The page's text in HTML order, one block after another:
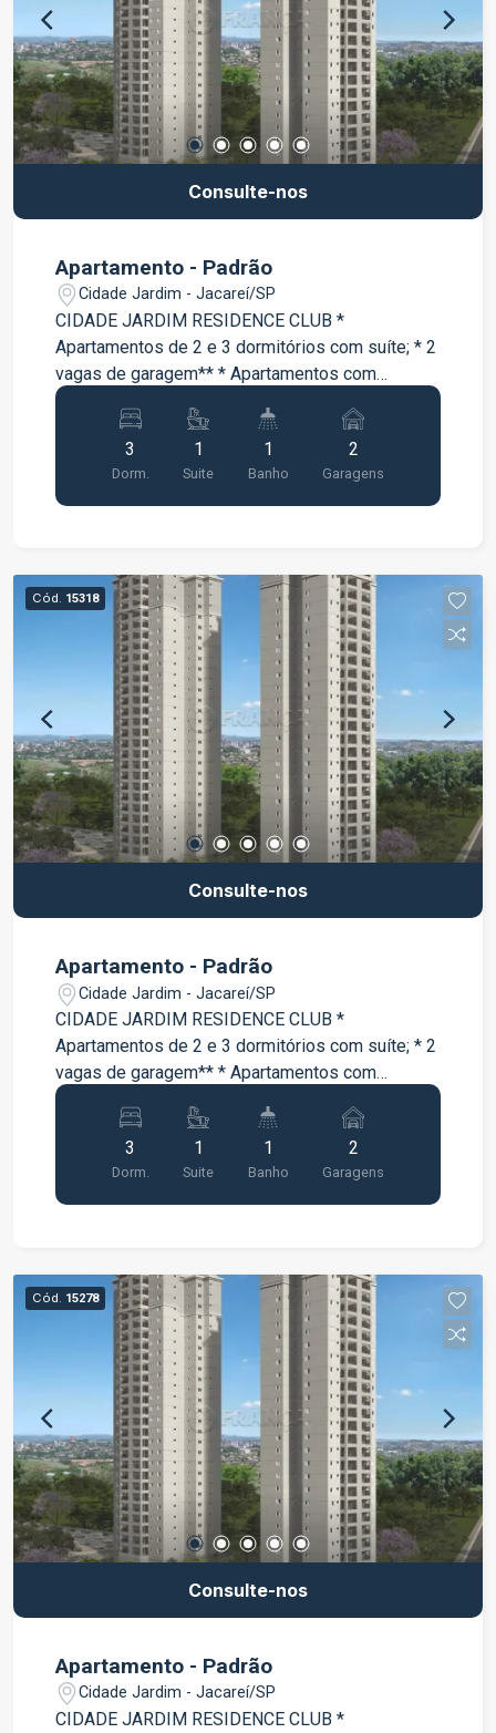
Consulte-nos
Apartamento - Padrão
Cidade Jardim - Jacareí/SP
CIDADE JARDIM RESIDENCE CLUB *
Apartamentos de 2 e 3 dormitórios com suíte; * 2
vagas de garagem** * Apartamentos com
varanda * Lazer completo entregue e equipado e
decorado;
3
Dorm.
1
Suite
1
Banho
2
Garagens
Cód. 15318
Consulte-nos
Apartamento - Padrão
Cidade Jardim - Jacareí/SP
CIDADE JARDIM RESIDENCE CLUB *
Apartamentos de 2 e 3 dormitórios com suíte; * 2
vagas de garagem** * Apartamentos com
varanda * Lazer completo entregue e equipado e
decorado;
3
Dorm.
1
Suite
1
Banho
2
Garagens
Cód. 15278
Consulte-nos
Apartamento - Padrão
Cidade Jardim - Jacareí/SP
CIDADE JARDIM RESIDENCE CLUB *